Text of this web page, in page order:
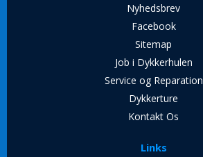
Nyhedsbrev
Facebook
Sitemap
Job i Dykkerhulen
Service og Reparation
Dykkerture
Kontakt Os
Links